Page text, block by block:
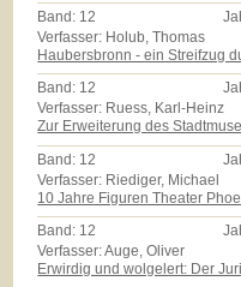
Band: 12
Verfasser: Holub, Thomas
Haubersbronn - ein Streifzug
Band: 12
Verfasser: Ruess, Karl-Heinz
Zur Erweiterung des
Band: 12
Verfasser: Riediger, Michael
10 Jahre Figuren Theater
Band: 12
Verfasser: Auge, Oliver
Erwirdig und wolgelert: Der